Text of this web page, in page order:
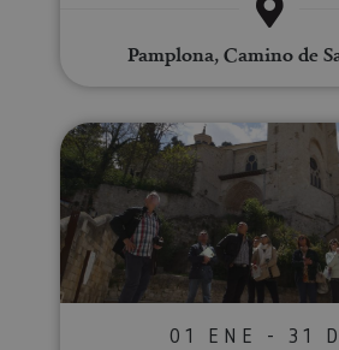
Pamplona, Camino de
Ruta
01 ENE - 31